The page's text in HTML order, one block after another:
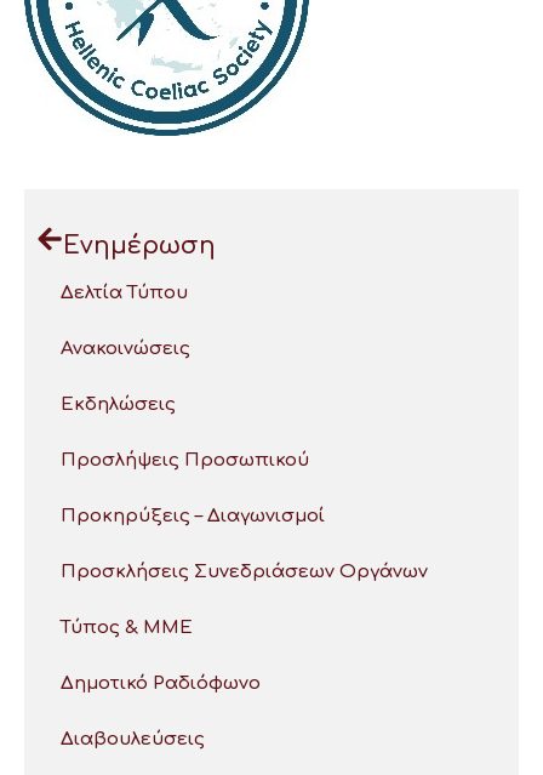
Ενημέρωση
Δελτία Τύπου
Ανακοινώσεις
Εκδηλώσεις
Προσλήψεις Προσωπικού
Προκηρύξεις – Διαγωνισμοί
Προσκλήσεις Συνεδριάσεων Οργάνων
Τύπος & ΜΜΕ
Δημοτικό Ραδιόφωνο
Διαβουλεύσεις